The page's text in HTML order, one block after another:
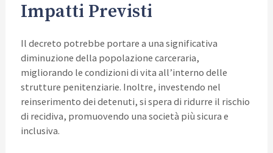
Impatti Previsti
Il decreto potrebbe portare a una significativa
diminuzione della popolazione carceraria,
migliorando le condizioni di vita all’interno delle
strutture penitenziarie. Inoltre, investendo nel
reinserimento dei detenuti, si spera di ridurre il rischio
di recidiva, promuovendo una società più sicura e
inclusiva.